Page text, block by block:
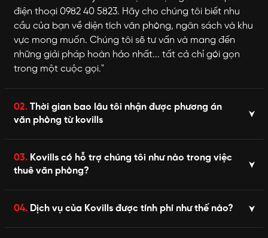
điện thoại 0982 40 5823. Hãy cho chúng tôi biết nhu
cầu của bạn về diện tích văn phòng, ngân sách và khu
vực mong muốn. Chúng tôi sẽ tư vấn và mang đến
những giải pháp hoàn hảo nhất... tất cả chỉ gói gọn
trong một cuộc gọi."
02.Thời gian bao lâu tôi nhận được phương án
văn phòng từ kovills
03.Kovills có hỗ trợ chúng tôi như nào trong việc
thuê văn phòng?
04.Dịch vụ của Kovills được tính phí như thế nào?